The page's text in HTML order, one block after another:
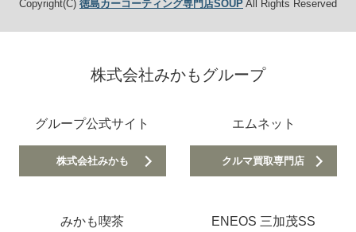
Copyright(C) 徳島カーコーティング専門店SOUPAll Rights Reserved
株式会社みかもグループ
グループ公式サイト
株式会社みかも
エムネット
クルマ買取専門店
みかも喫茶 ENEOS 三加茂SS